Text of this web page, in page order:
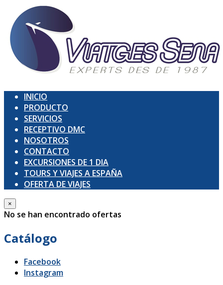
INICIO
PRODUCTO
SERVICIOS
RECEPTIVO DMC
NOSOTROS
CONTACTO
EXCURSIONES DE 1 DIA
TOURS Y VIAJES A ESPAÑA
OFERTA DE VIAJES
×
No se han encontrado ofertas
Catálogo
Facebook
Instagram